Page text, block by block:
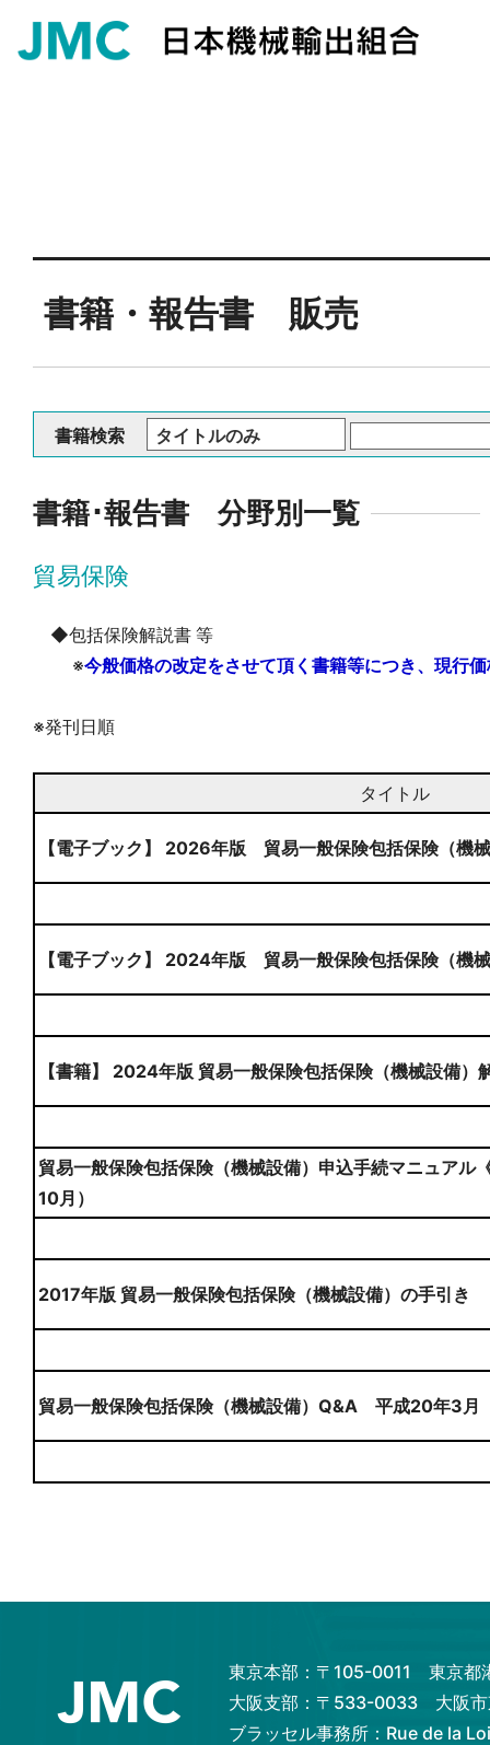
書籍・報告書 販売
書籍検索
書籍･報告書 分野別一覧
貿易保険
◆包括保険解説書 等
※今般価格の改定をさせて頂く書籍等につき、現行
※発刊日順
タイトル
【電子ブック】 2026年版 貿易一般保険包括保険（機
【電子ブック】 2024年版 貿易一般保険包括保険（機
【書籍】 2024年版 貿易一般保険包括保険（機械設備）
貿易一般保険包括保険（機械設備）申込手続マニュアル
10月）
2017年版 貿易一般保険包括保険（機械設備）の手引き
貿易一般保険包括保険（機械設備）Q&A 平成20年3月
東京本部：〒105-0011 東京都
大阪支部：〒533-0033 大阪市
ブラッセル事務所：Rue de la